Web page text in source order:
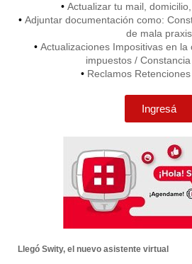
• Actualizar tu mail,
• Adjuntar documentación como:
de mala praxis
• Actualizaciones Impositivas en la
impuestos /
• Reclamos
Ingresá
Llegó Swity, el nuevo asistente virtual